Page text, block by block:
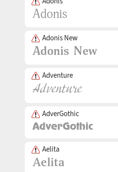
Adonis New
Adventure
AdverGothic
Aelita